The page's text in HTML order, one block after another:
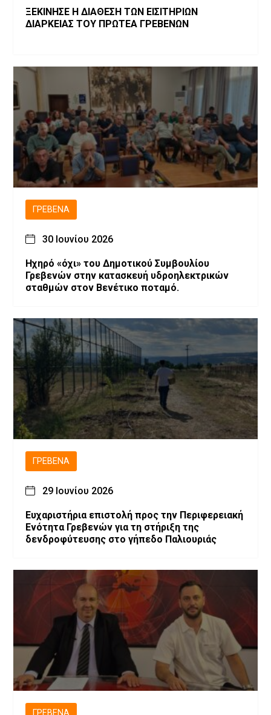
ΞΕΚΙΝΗΣΕ Η ΔΙΑΘΕΣΗ ΤΩΝ ΕΙΣΙΤΗΡΙΩΝ
ΔΙΑΡΚΕΙΑΣ ΤΟΥ ΠΡΩΤΕΑ ΓΡΕΒΕΝΩΝ
ΓΡΕΒΕΝΆ
30 Ιουνίου 2026
Ηχηρό «όχι» του Δημοτικού Συμβουλίου
Γρεβενών στην κατασκευή υδροηλεκτρικών
σταθμών στον Βενέτικο ποταμό.
ΓΡΕΒΕΝΆ
29 Ιουνίου 2026
Ευχαριστήρια επιστολή προς την Περιφερειακή
Ενότητα Γρεβενών για τη στήριξη της
δενδροφύτευσης στο γήπεδο Παλιουριάς
ΓΡΕΒΕΝΆ